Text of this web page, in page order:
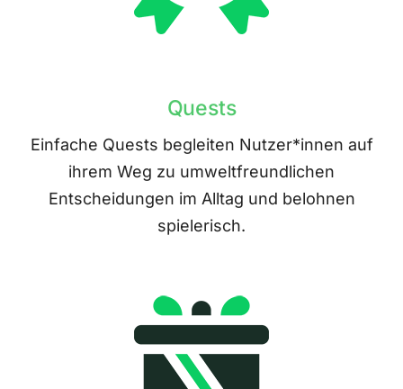
Quests
Einfache Quests begleiten Nutzer*innen auf
ihrem Weg zu umweltfreundlichen
Entscheidungen im Alltag und belohnen
spielerisch.